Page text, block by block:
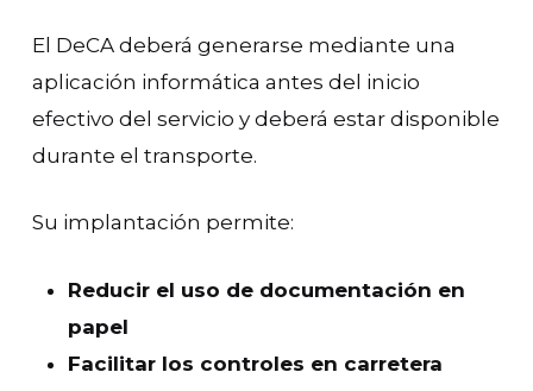
El DeCA deberá generarse mediante una
aplicación informática antes del inicio
efectivo del servicio y deberá estar disponible
durante el transporte.
Su implantación permite:
Reducir el uso de documentación en
papel
Facilitar los controles en carretera